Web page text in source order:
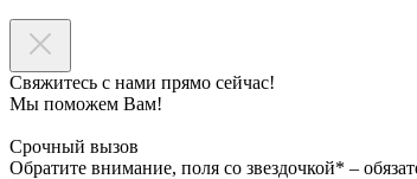
Свяжитесь с нами прямо сейчас!
Мы поможем Вам!
Срочный вызов
Обратите внимание, поля со звездочкой* –